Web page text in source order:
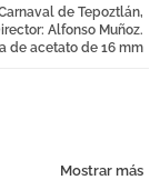
de Tepoztlán,
Alfonso Muñoz.
de acetato de 16 mm
Mostrar más